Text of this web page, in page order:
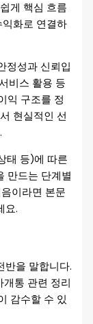
게 핵심 흐름
화로 연결하
정성과 신뢰입
비스 활용 등
익 구조를 정
현실적인 선
태 등)에 따른
만드는 단계별
이라면 본문
요.
반을 말합니다.
개통 관련 정리
감수할 수 있